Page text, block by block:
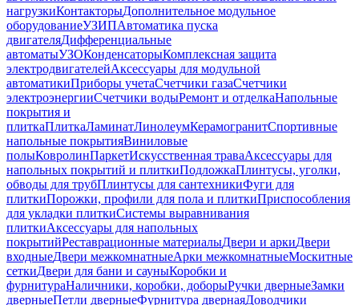
нагрузкиКонтакторыДополнительное модульное
оборудованиеУЗИПАвтоматика пуска
двигателяДифференциальные
автоматыУЗОКонденсаторыКомплексная защита
электродвигателейАксессуары для модульной
автоматикиПриборы учетаСчетчики газаСчетчики
электроэнергииСчетчики водыРемонт и отделкаНапольные
покрытия и
плиткаПлиткаЛаминатЛинолеумКерамогранитСпортивные
напольные покрытияВиниловые
полыКовролинПаркетИскусственная траваАксессуары для
напольных покрытий и плиткиПодложкаПлинтусы, уголки,
обводы для трубПлинтусы для сантехникиФуги для
плиткиПорожки, профили для пола и плиткиПриспособления
для укладки плиткиСистемы выравнивания
плиткиАксессуары для напольных
покрытийРеставрационные материалыДвери и аркиДвери
входныеДвери межкомнатныеАрки межкомнатныеМоскитные
сеткиДвери для бани и сауныКоробки и
фурнитураНаличники, коробки, доборыРучки дверныеЗамки
дверныеПетли дверныеФурнитура двернаяДоводчики